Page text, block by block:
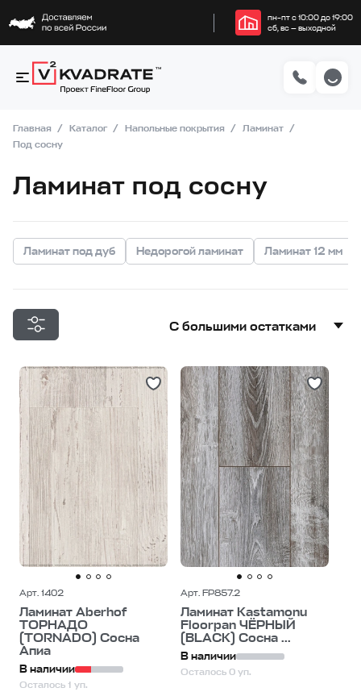
пн–пт с 10:00 до 19:00
сб, вс — выходной
Главная Каталог Напольные покрытия
Ламинат
Под сосну
Ламинат под сосну
Ламинат под дуб Недорогой ламинат Ламинат 12 мм
С большими остатками
Дешевле
Дороже
Арт. 1402
Ламинат Aberhof
ТОРНАДО
(TORNADO) Сосна
Апиа
В наличии
Осталось 1 уп.
Арт. FP857.2
Ламинат Kastamonu
Floorpan ЧЁРНЫЙ
(BLACK) Сосна ...
В наличии
Осталось 0 уп.